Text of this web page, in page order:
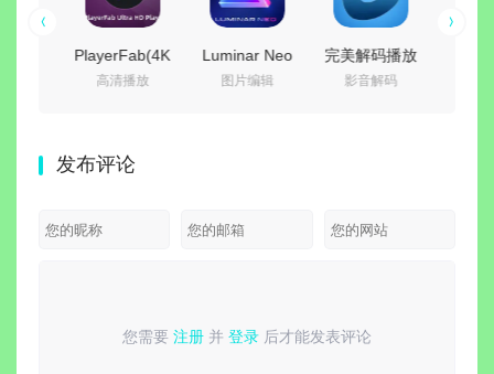
直
PlayerFab(4K
蓝光播放器)
高清播放
Luminar Neo
(照片AI修图软
图片编辑
完美解码播放
器
器影音解码包
影音解码
发布评论
您需要 注册 并 登录 后才能发表评论
请登录或 注册后再发表评论！